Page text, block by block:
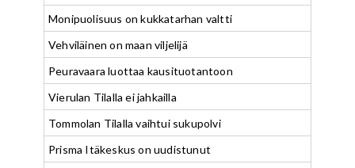
Monipuolisuus on kukkatarhan valtti
Vehviläinen on maan viljelijä
Peuravaara luottaa kausituotantoon
Vierulan Tilalla ei jahkailla
Tommolan Tilalla vaihtui sukupolvi
Prisma Itäkeskus on uudistunut